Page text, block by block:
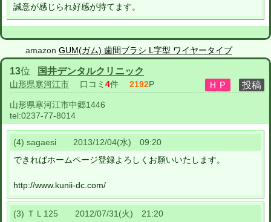
誠意が感じられ好感が持てます。
amazon GUM(ガム) 歯間ブラシ L字型 ワイヤータイプ
13位 国井デンタルクリニック
山形県寒河江市 口コミ 4件 2192P
山形県寒河江市中郷1446
tel:0237-77-8014
(4) sagaesi 2013/12/04(水) 09:20
できればホームページ登録よろしくお願いいたします。
http://www.kunii-dc.com/
(3) ＴＬ125 2012/07/31(火) 21:20